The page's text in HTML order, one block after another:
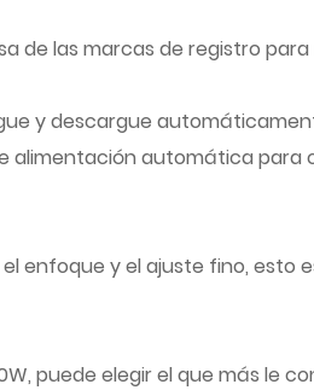
de las marcas de registro
y descargue
alimentación automática
enfoque y el ajuste fino, esto
puede elegir el que más le